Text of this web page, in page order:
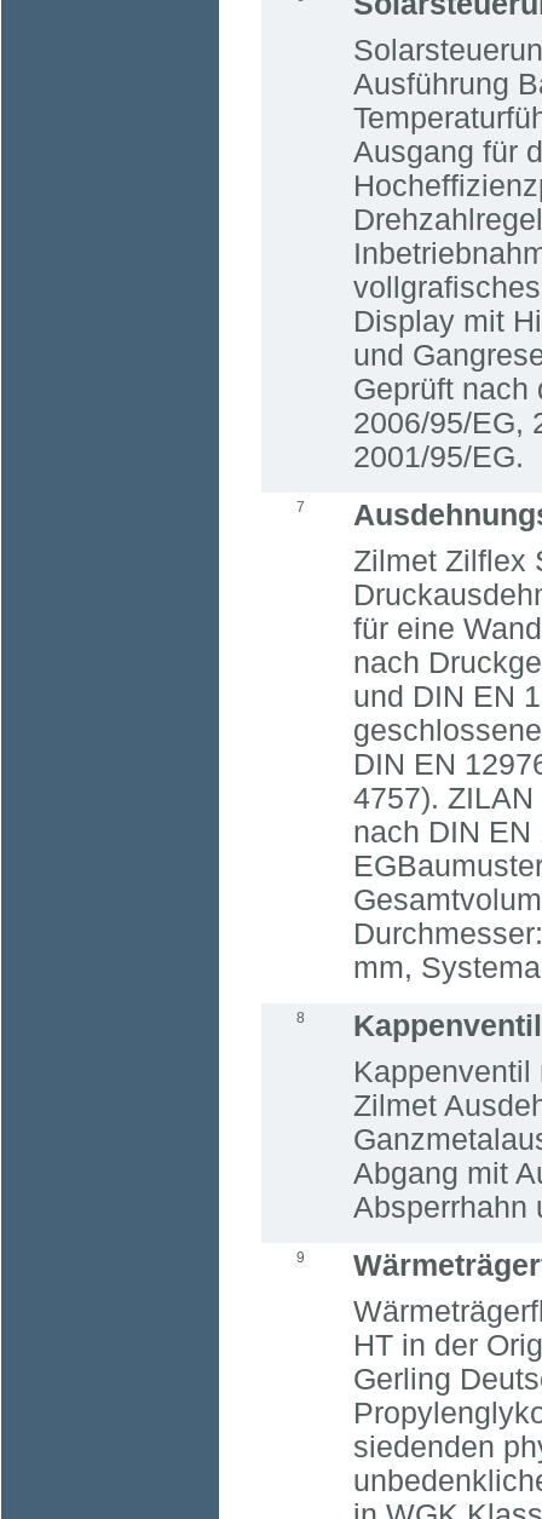
Ausführung
Ausgang für
Display mit
und
Geprüft nach
2006/95/EG,
2001/95/EG.
7
Zilmet Zilflex
für eine
nach
und DIN EN
DIN EN
4757).
nach DIN EN
mm,
8
Kappenventil
Zilmet
Abgang mit
Absperrhahn
9
HT in der
Gerling
siedenden